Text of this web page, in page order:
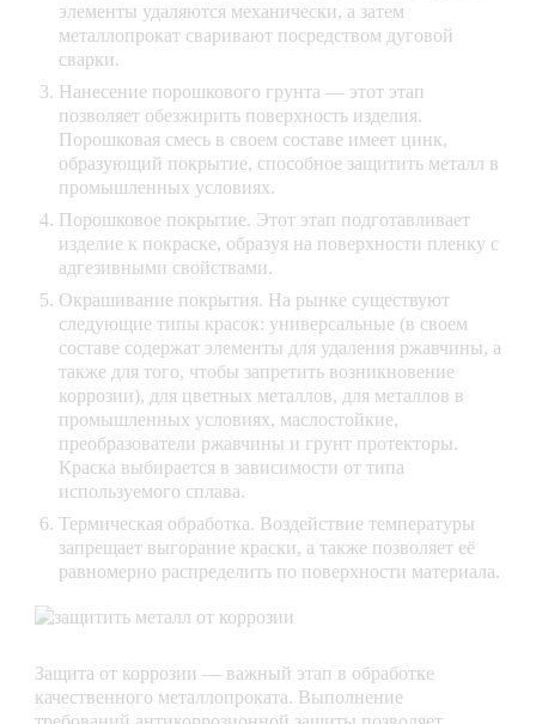
элементы удаляются механически, а затем
металлопрокат сваривают посредством дуговой
сварки.
Нанесение порошкового грунта — этот этап
позволяет обезжирить поверхность изделия.
Порошковая смесь в своем составе имеет цинк,
образующий покрытие, способное защитить металл в
промышленных условиях.
Порошковое покрытие. Этот этап подготавливает
изделие к покраске, образуя на поверхности пленку с
адгезивными свойствами.
Окрашивание покрытия. На рынке существуют
следующие типы красок: универсальные (в своем
составе содержат элементы для удаления ржавчины, а
также для того, чтобы запретить возникновение
коррозии), для цветных металлов, для металлов в
промышленных условиях, маслостойкие,
преобразователи ржавчины и грунт протекторы.
Краска выбирается в зависимости от типа
используемого сплава.
Термическая обработка. Воздействие температуры
запрещает выгорание краски, а также позволяет её
равномерно распределить по поверхности материала.
Защита от коррозии — важный этап в обработке
качественного металлопроката. Выполнение